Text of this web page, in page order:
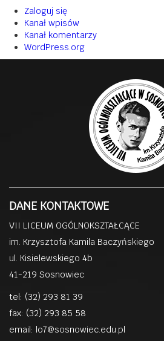
Zaloguj się
Kanał wpisów
Kanał komentarzy
WordPress.org
DANE KONTAKTOWE
VII LICEUM OGÓLNOKSZTAŁCĄCE
im. Krzysztofa Kamila Baczyńskiego
ul. Kisielewskiego 4b
41-219 Sosnowiec
tel: (32) 293 81 39
fax: (32) 293 85 58
email: lo7@sosnowiec.edu.pl